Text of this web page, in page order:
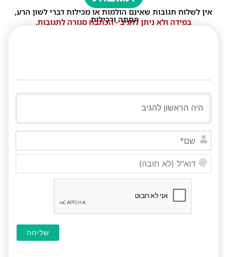
אין לשלוח תגובות שאינם הולמות או מכילות דברי לשון הרע,
הסתה ורכילות.
במידה ולא ניתן להגיב - הכתבה סגורה לתגובות.